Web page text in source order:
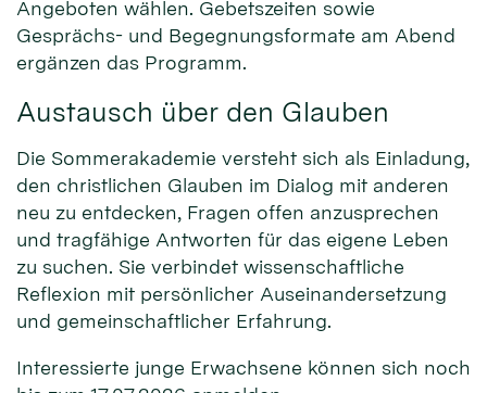
Angeboten wählen. Gebetszeiten sowie
Gesprächs- und Begegnungsformate am Abend
ergänzen das Programm.
Austausch über den Glauben
Die Sommerakademie versteht sich als Einladung,
den christlichen Glauben im Dialog mit anderen
neu zu entdecken, Fragen offen anzusprechen
und tragfähige Antworten für das eigene Leben
zu suchen. Sie verbindet wissenschaftliche
Reflexion mit persönlicher Auseinandersetzung
und gemeinschaftlicher Erfahrung.
Interessierte junge Erwachsene können sich noch